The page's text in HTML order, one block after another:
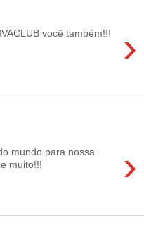
›
você também!!!
›
mundo para nossa
muito!!!